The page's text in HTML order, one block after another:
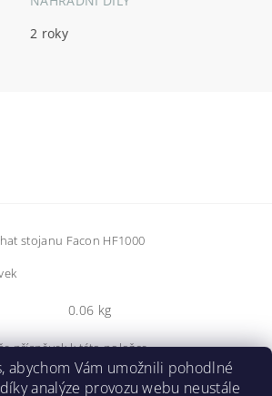
2 roky
stojanu Facon HF1000
0.06 kg
příspěvek k této položce.
abychom Vám umožnili pohodlné
analýze provozu webu neustále